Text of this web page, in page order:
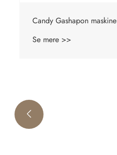
Candy Gashapon maskine
Se mere >>
